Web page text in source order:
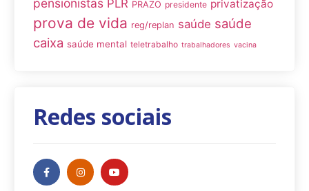
pensionistas PLR PRAZO presidente privatização
prova de vida reg/replan saúde saúde
caixa saúde mental teletrabalho trabalhadores vacina
Redes sociais